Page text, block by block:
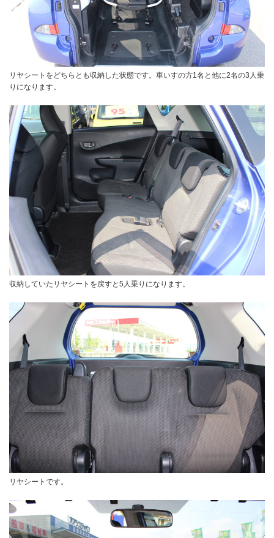
リヤシートをどちらとも収納した状態です。車いすの方1名と他に2名の3人乗
りになります。
収納していたリヤシートを戻すと5人乗りになります。
リヤシートです。